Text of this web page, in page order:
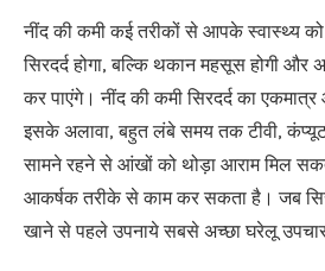
नींद की कमी कई तरीकों से आपके स्वास्थ्य
सिरदर्द होगा, बल्कि थकान महसूस होगी और
कर पाएंगे। नींद की कमी सिरदर्द का
इसके अलावा, बहुत लंबे समय तक टीवी,
सामने रहने से आंखों को थोड़ा आराम मिल
आकर्षक तरीके से काम कर सकता है। जब
खाने से पहले उपनाये सबसे अच्छा घरेलू